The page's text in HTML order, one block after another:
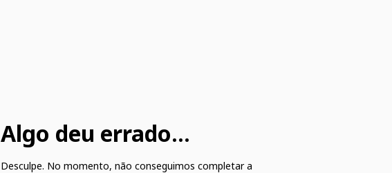
Algo deu errado...
Desculpe. No momento, não conseguimos completar a